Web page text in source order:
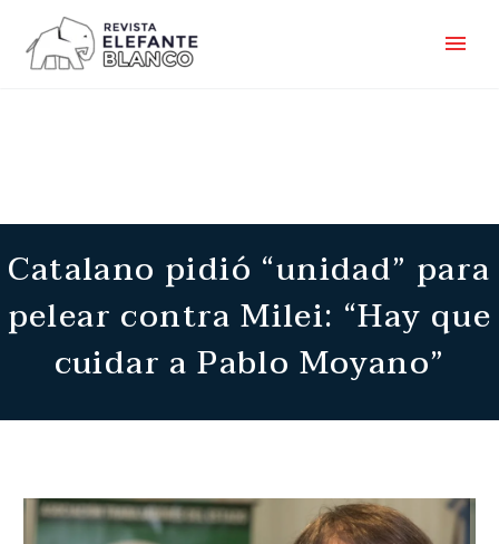
Catalano pidió “unidad” para
pelear contra Milei: “Hay que
cuidar a Pablo Moyano”